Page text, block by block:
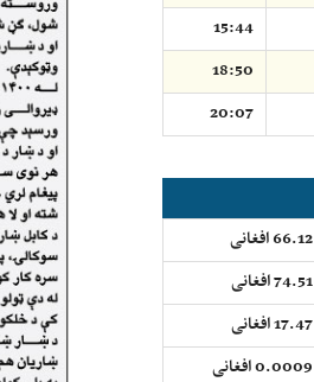
15:44
18:50
20:07
66.12 افغانی
74.51 افغانی
17.47 افغانی
0.0009 افغانی